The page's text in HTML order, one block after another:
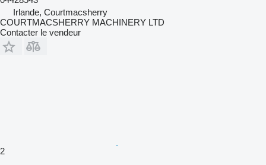
Irlande, Courtmacsherry
COURTMACSHERRY MACHINERY LTD
Contacter le vendeur
2